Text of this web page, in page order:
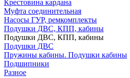
Крестовина кардана
Муфта соединительная
Насосы ГУР, ремкомплекты
Подушки ДВС, КПП, кабины
Подушки ДВС, КПП, кабины
Подушки ДВС
Пружины кабины. Подушки кабины
Подшипники
Разное